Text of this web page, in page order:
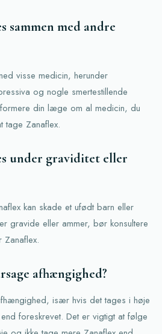
sammen med andre
visse medicin, herunder
og nogle smertestillende
din læge om al medicin, du
tage Zanaflex.
under graviditet eller
kan skade et ufødt barn eller
gravide eller ammer, bør konsultere
afhængighed?
især hvis det tages i høje
foreskrevet. Det er vigtigt at følge